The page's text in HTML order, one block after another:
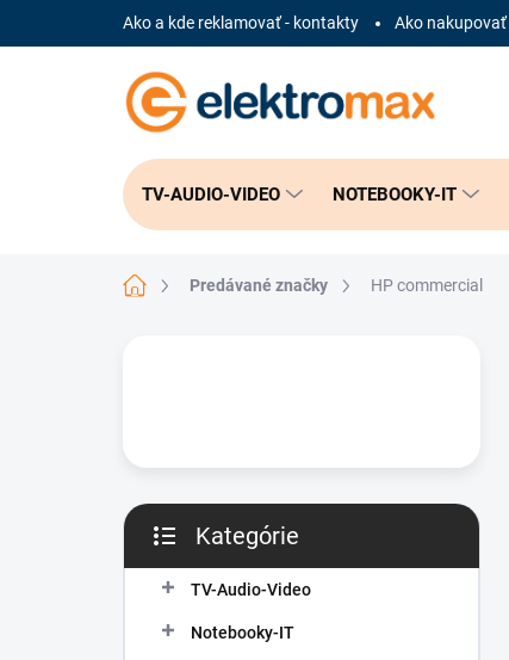
Ako a kde reklamovať - kontakty Ako nakupovať
TV-AUDIO-VIDEO NOTEBOOKY-IT
DomovPredávané značky HP commercial
a
n
kategórie
Kategórie
TV-Audio-Video
Notebooky-IT